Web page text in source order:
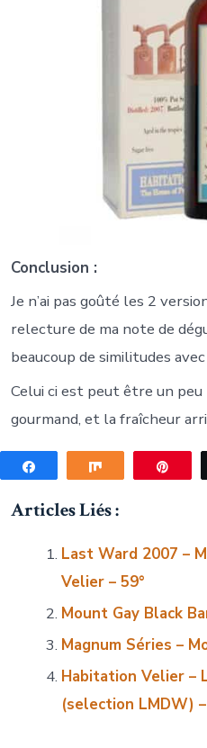
Conclusion :
Je n’ai pas goûté les 2
relecture de ma note de
beaucoup de similitudes
Celui ci est peut être un peu
gourmand, et la fraîcheur
Partagez Partagez
Articles Liés :
Last Ward 2007 –
Velier – 59°
Mount Gay Black
Magnum Séries –
Habitation Velier –
(selection LMDW)